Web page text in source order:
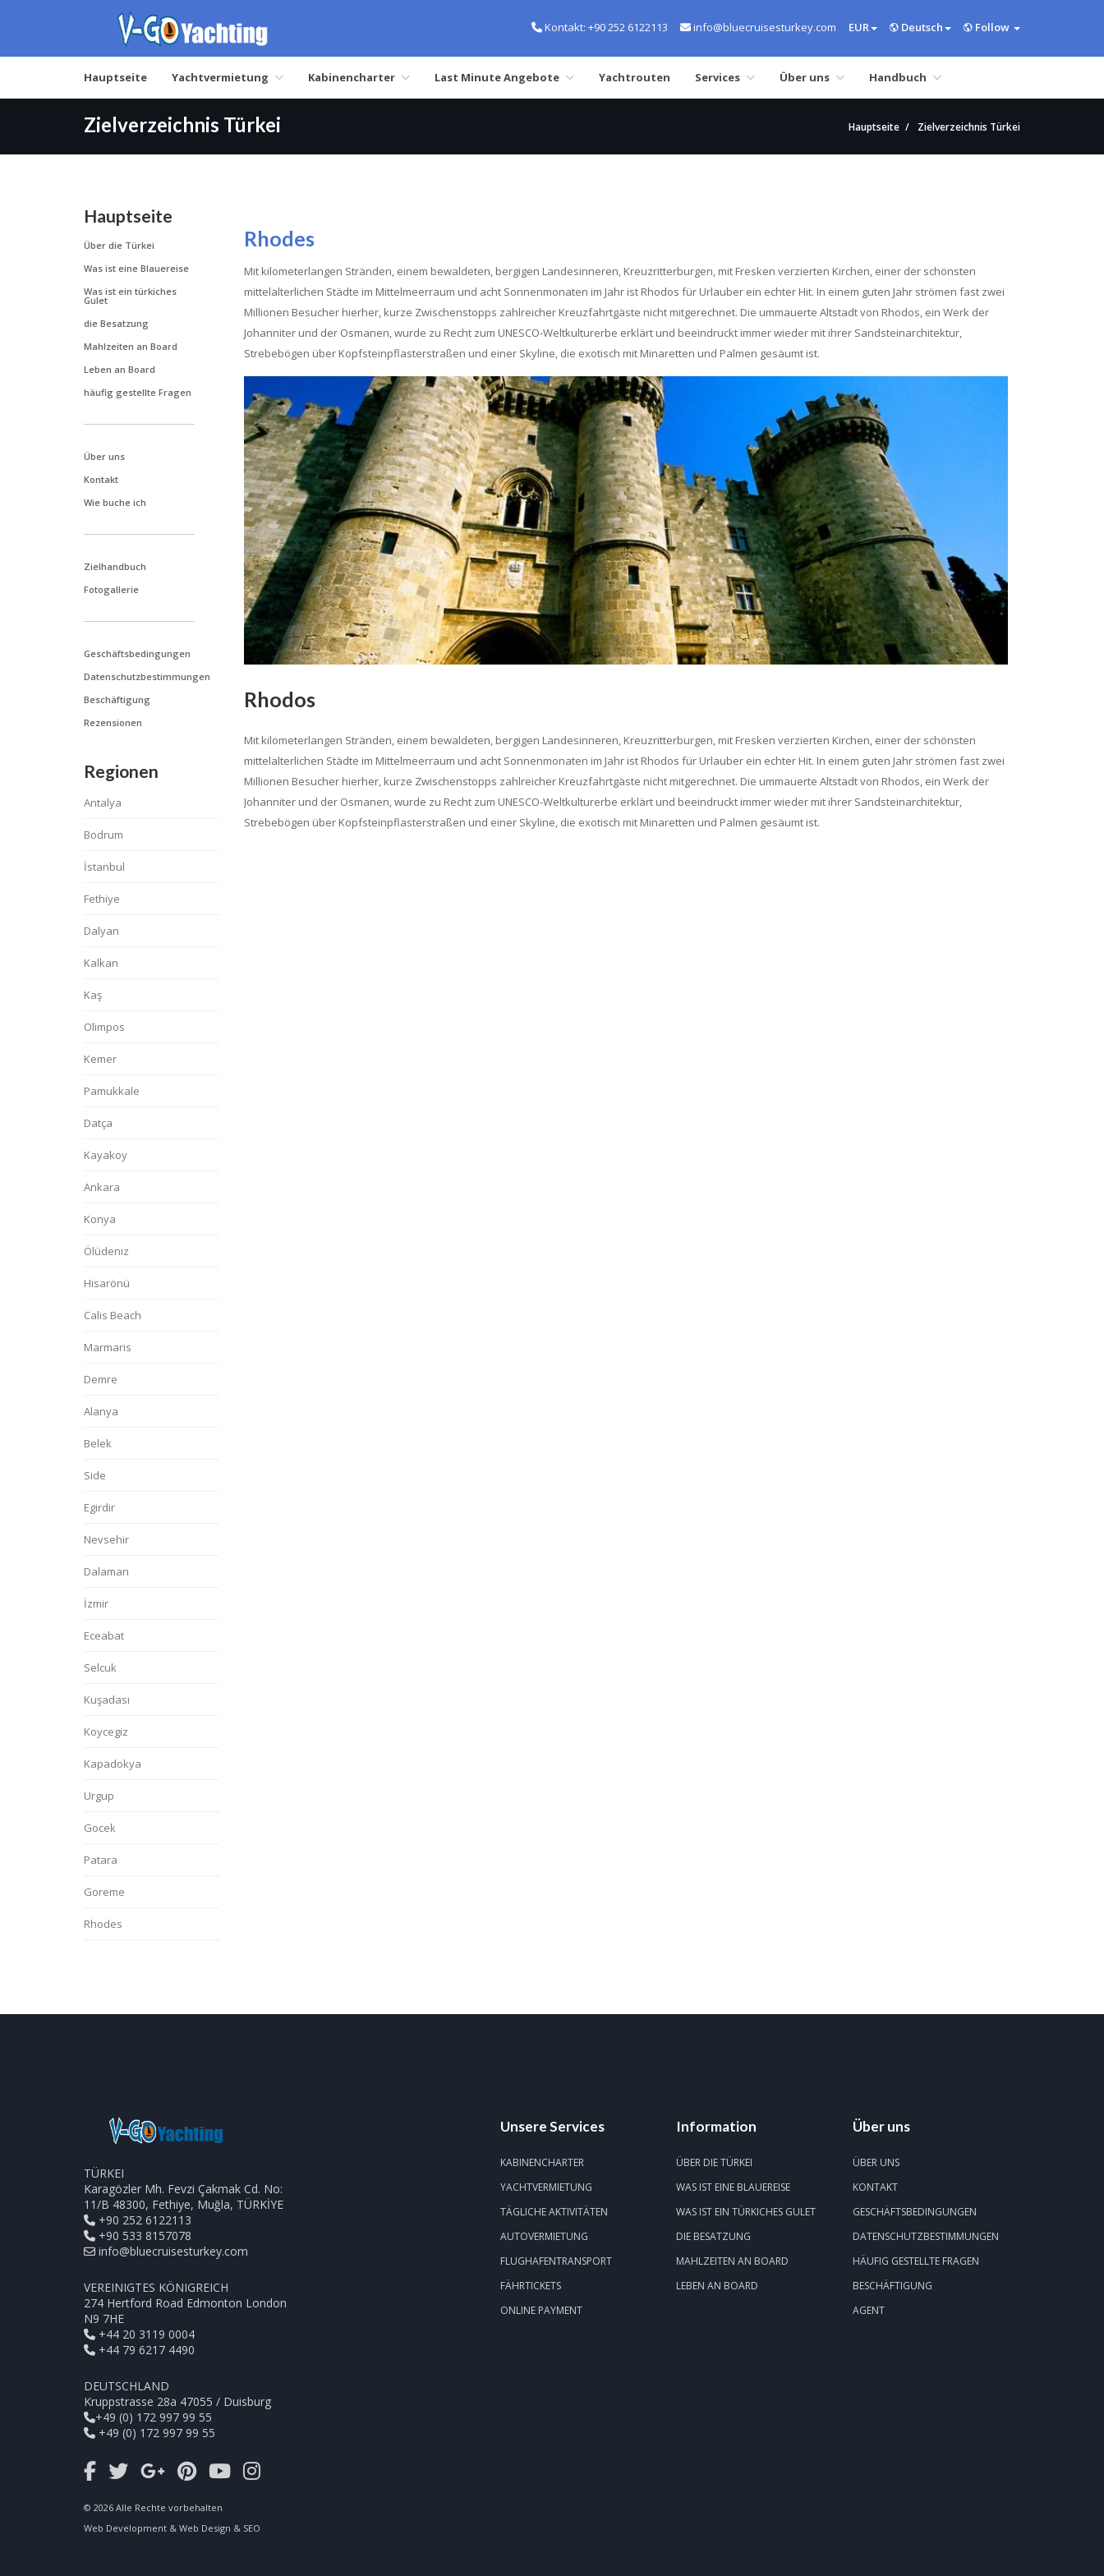
Kontakt: +90 252 6122113 info@bluecruisesturkey.com EUR Deutsch Follow
Hauptseite Yachtvermietung Kabinencharter Last Minute Angebote Yachtrouten Services Über uns Handbuch
Zielverzeichnis Türkei Hauptseite Zielverzeichnis Türkei
Hauptseite
Über die Türkei
Was ist eine Blauereise
Was ist ein türkiches
Gulet
die Besatzung
Mahlzeiten an Board
Leben an Board
häufig gestellte Fragen
Über uns
Kontakt
Wie buche ich
Zielhandbuch
Fotogallerie
Geschäftsbedingungen
Datenschutzbestimmungen
Beschäftigung
Rezensionen
Regionen
Antalya
Bodrum
İstanbul
Fethiye
Dalyan
Kalkan
Kaş
Olimpos
Kemer
Pamukkale
Datça
Kayakoy
Ankara
Konya
Ölüdeniz
Hisarönü
Calis Beach
Marmaris
Demre
Alanya
Belek
Side
Egirdir
Nevsehir
Dalaman
İzmir
Eceabat
Selcuk
Kuşadası
Koycegiz
Kapadokya
Urgup
Gocek
Patara
Goreme
Rhodes
Rhodes
Mit kilometerlangen Stränden, einem bewaldeten, bergigen Landesinneren, Kreuzritterburgen, mit Fresken verzierten Kirchen, einer der schönsten
mittelalterlichen Städte im Mittelmeerraum und acht Sonnenmonaten im Jahr ist Rhodos für Urlauber ein echter Hit. In einem guten Jahr strömen fast zwei
Millionen Besucher hierher, kurze Zwischenstopps zahlreicher Kreuzfahrtgäste nicht mitgerechnet. Die ummauerte Altstadt von Rhodos, ein Werk der
Johanniter und der Osmanen, wurde zu Recht zum UNESCO-Weltkulturerbe erklärt und beeindruckt immer wieder mit ihrer Sandsteinarchitektur,
Strebebögen über Kopfsteinpflasterstraßen und einer Skyline, die exotisch mit Minaretten und Palmen gesäumt ist.
Rhodos
Mit kilometerlangen Stränden, einem bewaldeten, bergigen Landesinneren, Kreuzritterburgen, mit Fresken verzierten Kirchen, einer der schönsten
mittelalterlichen Städte im Mittelmeerraum und acht Sonnenmonaten im Jahr ist Rhodos für Urlauber ein echter Hit. In einem guten Jahr strömen fast zwei
Millionen Besucher hierher, kurze Zwischenstopps zahlreicher Kreuzfahrtgäste nicht mitgerechnet. Die ummauerte Altstadt von Rhodos, ein Werk der
Johanniter und der Osmanen, wurde zu Recht zum UNESCO-Weltkulturerbe erklärt und beeindruckt immer wieder mit ihrer Sandsteinarchitektur,
Strebebögen über Kopfsteinpflasterstraßen und einer Skyline, die exotisch mit Minaretten und Palmen gesäumt ist.
TÜRKEI
Karagözler Mh. Fevzi Çakmak Cd. No:
11/B 48300, Fethiye, Muğla, TÜRKİYE
+90 252 6122113
+90 533 8157078
info@bluecruisesturkey.com
VEREINIGTES KÖNIGREICH
274 Hertford Road Edmonton London
N9 7HE
+44 20 3119 0004
+44 79 6217 4490
DEUTSCHLAND
Kruppstrasse 28a 47055 / Duisburg
+49 (0) 172 997 99 55
+49 (0) 172 997 99 55
© 2026 Alle Rechte vorbehalten
Web Development & Web Design & SEO
Unsere Services
KABINENCHARTER
YACHTVERMIETUNG
TÄGLICHE AKTIVITÄTEN
AUTOVERMIETUNG
FLUGHAFENTRANSPORT
FÄHRTICKETS
ONLINE PAYMENT
Information
ÜBER DIE TÜRKEI
WAS IST EINE BLAUEREISE
WAS IST EIN TÜRKICHES GULET
DIE BESATZUNG
MAHLZEITEN AN BOARD
LEBEN AN BOARD
Über uns
ÜBER UNS
KONTAKT
GESCHÄFTSBEDINGUNGEN
DATENSCHUTZBESTIMMUNGEN
HÄUFIG GESTELLTE FRAGEN
BESCHÄFTIGUNG
AGENT